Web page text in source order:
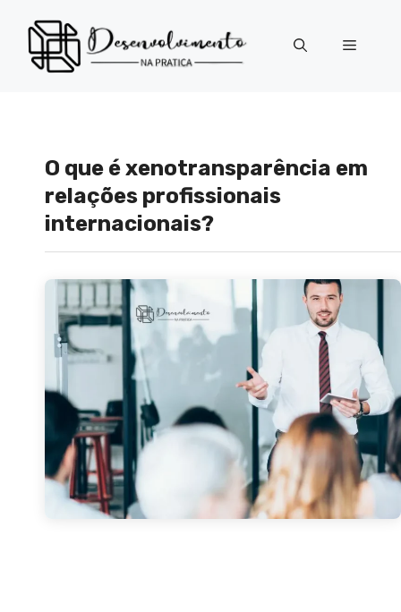
para
conteúdo
Menu
O que é xenotransparência em
relações profissionais
internacionais?